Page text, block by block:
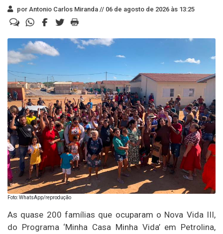
por Antonio Carlos Miranda // 06 de agosto de 2026 às 13:25
Foto: WhatsApp/reprodução
As quase 200 famílias que ocuparam o Nova Vida III,
do Programa ‘Minha Casa Minha Vida’ em Petrolina,